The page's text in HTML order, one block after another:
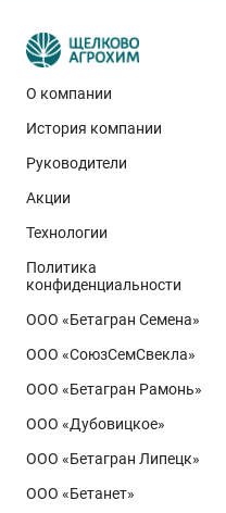
Эти результаты
условий Приволжского
демонстрируют, что
реализуется при
технологией:
питании, эффективной
относится к новому
биотипа озимой
департамента
Агрохим». Ей
полученный в
Ермоловка
интенсификации.
О компании
История компании
Руководители
Акции
Технологии
Политика
конфиденциальности
ООО «Бетагран Семена»
ООО «СоюзСемСвекла»
ООО «Бетагран Рамонь»
ООО «Дубовицкое»
ООО «Бетагран Липецк»
ООО «Бетанет»